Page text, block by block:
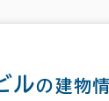
ルの建物